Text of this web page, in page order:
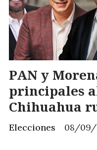
PAN y
principales
Chihuahua
Elecciones 08/09/